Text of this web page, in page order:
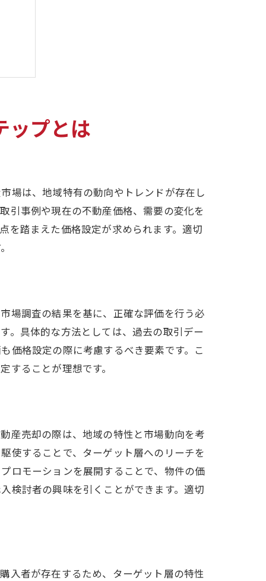
ップとは
場は、地域特有の動向やトレンドが存在し
引事例や現在の不動産価格、需要の変化を
を踏まえた価格設定が求められます。適切
場調査の結果を基に、正確な評価を行う必
。具体的な方法としては、過去の取引デー
価格設定の際に考慮するべき要素です。こ
ることが理想です。
産売却の際は、地域の特性と市場動向を考
使することで、ターゲット層へのリーチを
ロモーションを展開することで、物件の価
検討者の興味を引くことができます。適切
入者が存在するため、ターゲット層の特性